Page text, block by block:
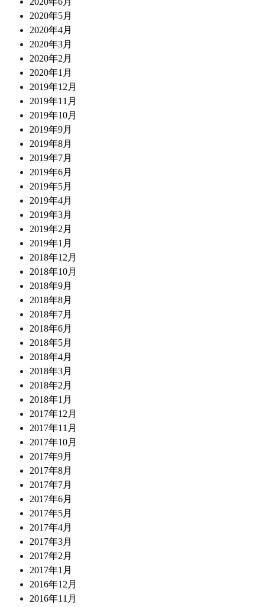
2020年5月
2020年4月
2020年3月
2020年2月
2020年1月
2019年12月
2019年11月
2019年10月
2019年9月
2019年8月
2019年7月
2019年6月
2019年5月
2019年4月
2019年3月
2019年2月
2019年1月
2018年12月
2018年10月
2018年9月
2018年8月
2018年7月
2018年6月
2018年5月
2018年4月
2018年3月
2018年2月
2018年1月
2017年12月
2017年11月
2017年10月
2017年9月
2017年8月
2017年7月
2017年6月
2017年5月
2017年4月
2017年3月
2017年2月
2017年1月
2016年12月
2016年11月